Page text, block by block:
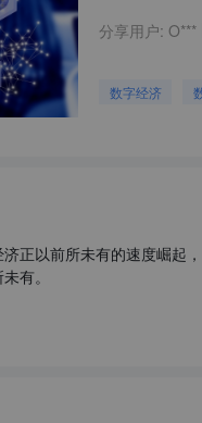
分享用户: O***
数字经济
正以前所未有的速度崛起
有。